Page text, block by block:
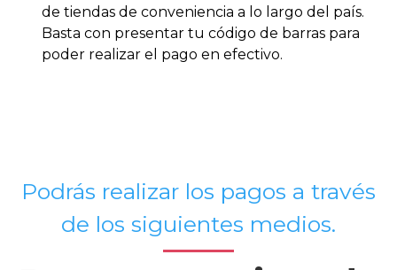
de tiendas de conveniencia a lo largo del país.
Basta con presentar tu código de barras para
poder realizar el pago en efectivo.
Podrás realizar los pagos a través
de los siguientes medios.